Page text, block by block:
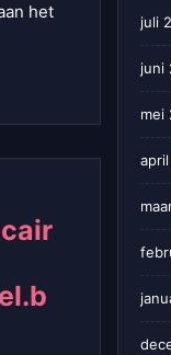
het
juli
juni
mei